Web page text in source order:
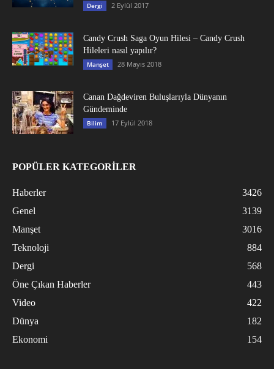
Dergi 2 Eylül 2017
Candy Crush Saga Oyun Hilesi – Candy Crush
Hileleri nasıl yapılır?
Manşet 28 Mayıs 2018
Canan Dağdeviren Buluşlarıyla Dünyanın
Gündeminde
Bilim 17 Eylül 2018
POPÜLER KATEGORİLER
Haberler
3426
Genel
3139
Manşet
3016
Teknoloji
884
Dergi
568
Öne Çıkan Haberler
443
Video
422
Dünya
182
Ekonomi
154